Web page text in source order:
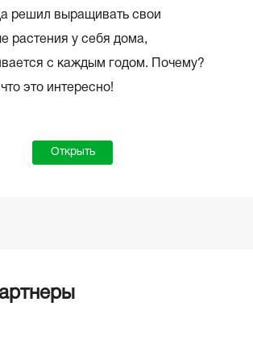
решил выращивать свои
растения у себя дома,
с каждым годом. Почему?
это интересно!
Открыть